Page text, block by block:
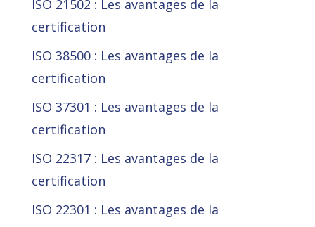
ISO 21502 : Les avantages de la
certification
ISO 38500 : Les avantages de la
certification
ISO 37301 : Les avantages de la
certification
ISO 22317 : Les avantages de la
certification
ISO 22301 : Les avantages de la